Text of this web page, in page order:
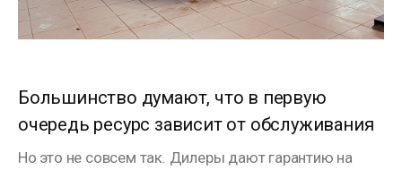
Большинство думают, что в первую
очередь ресурс зависит от обслуживания
Но это не совсем так. Дилеры дают гарантию на